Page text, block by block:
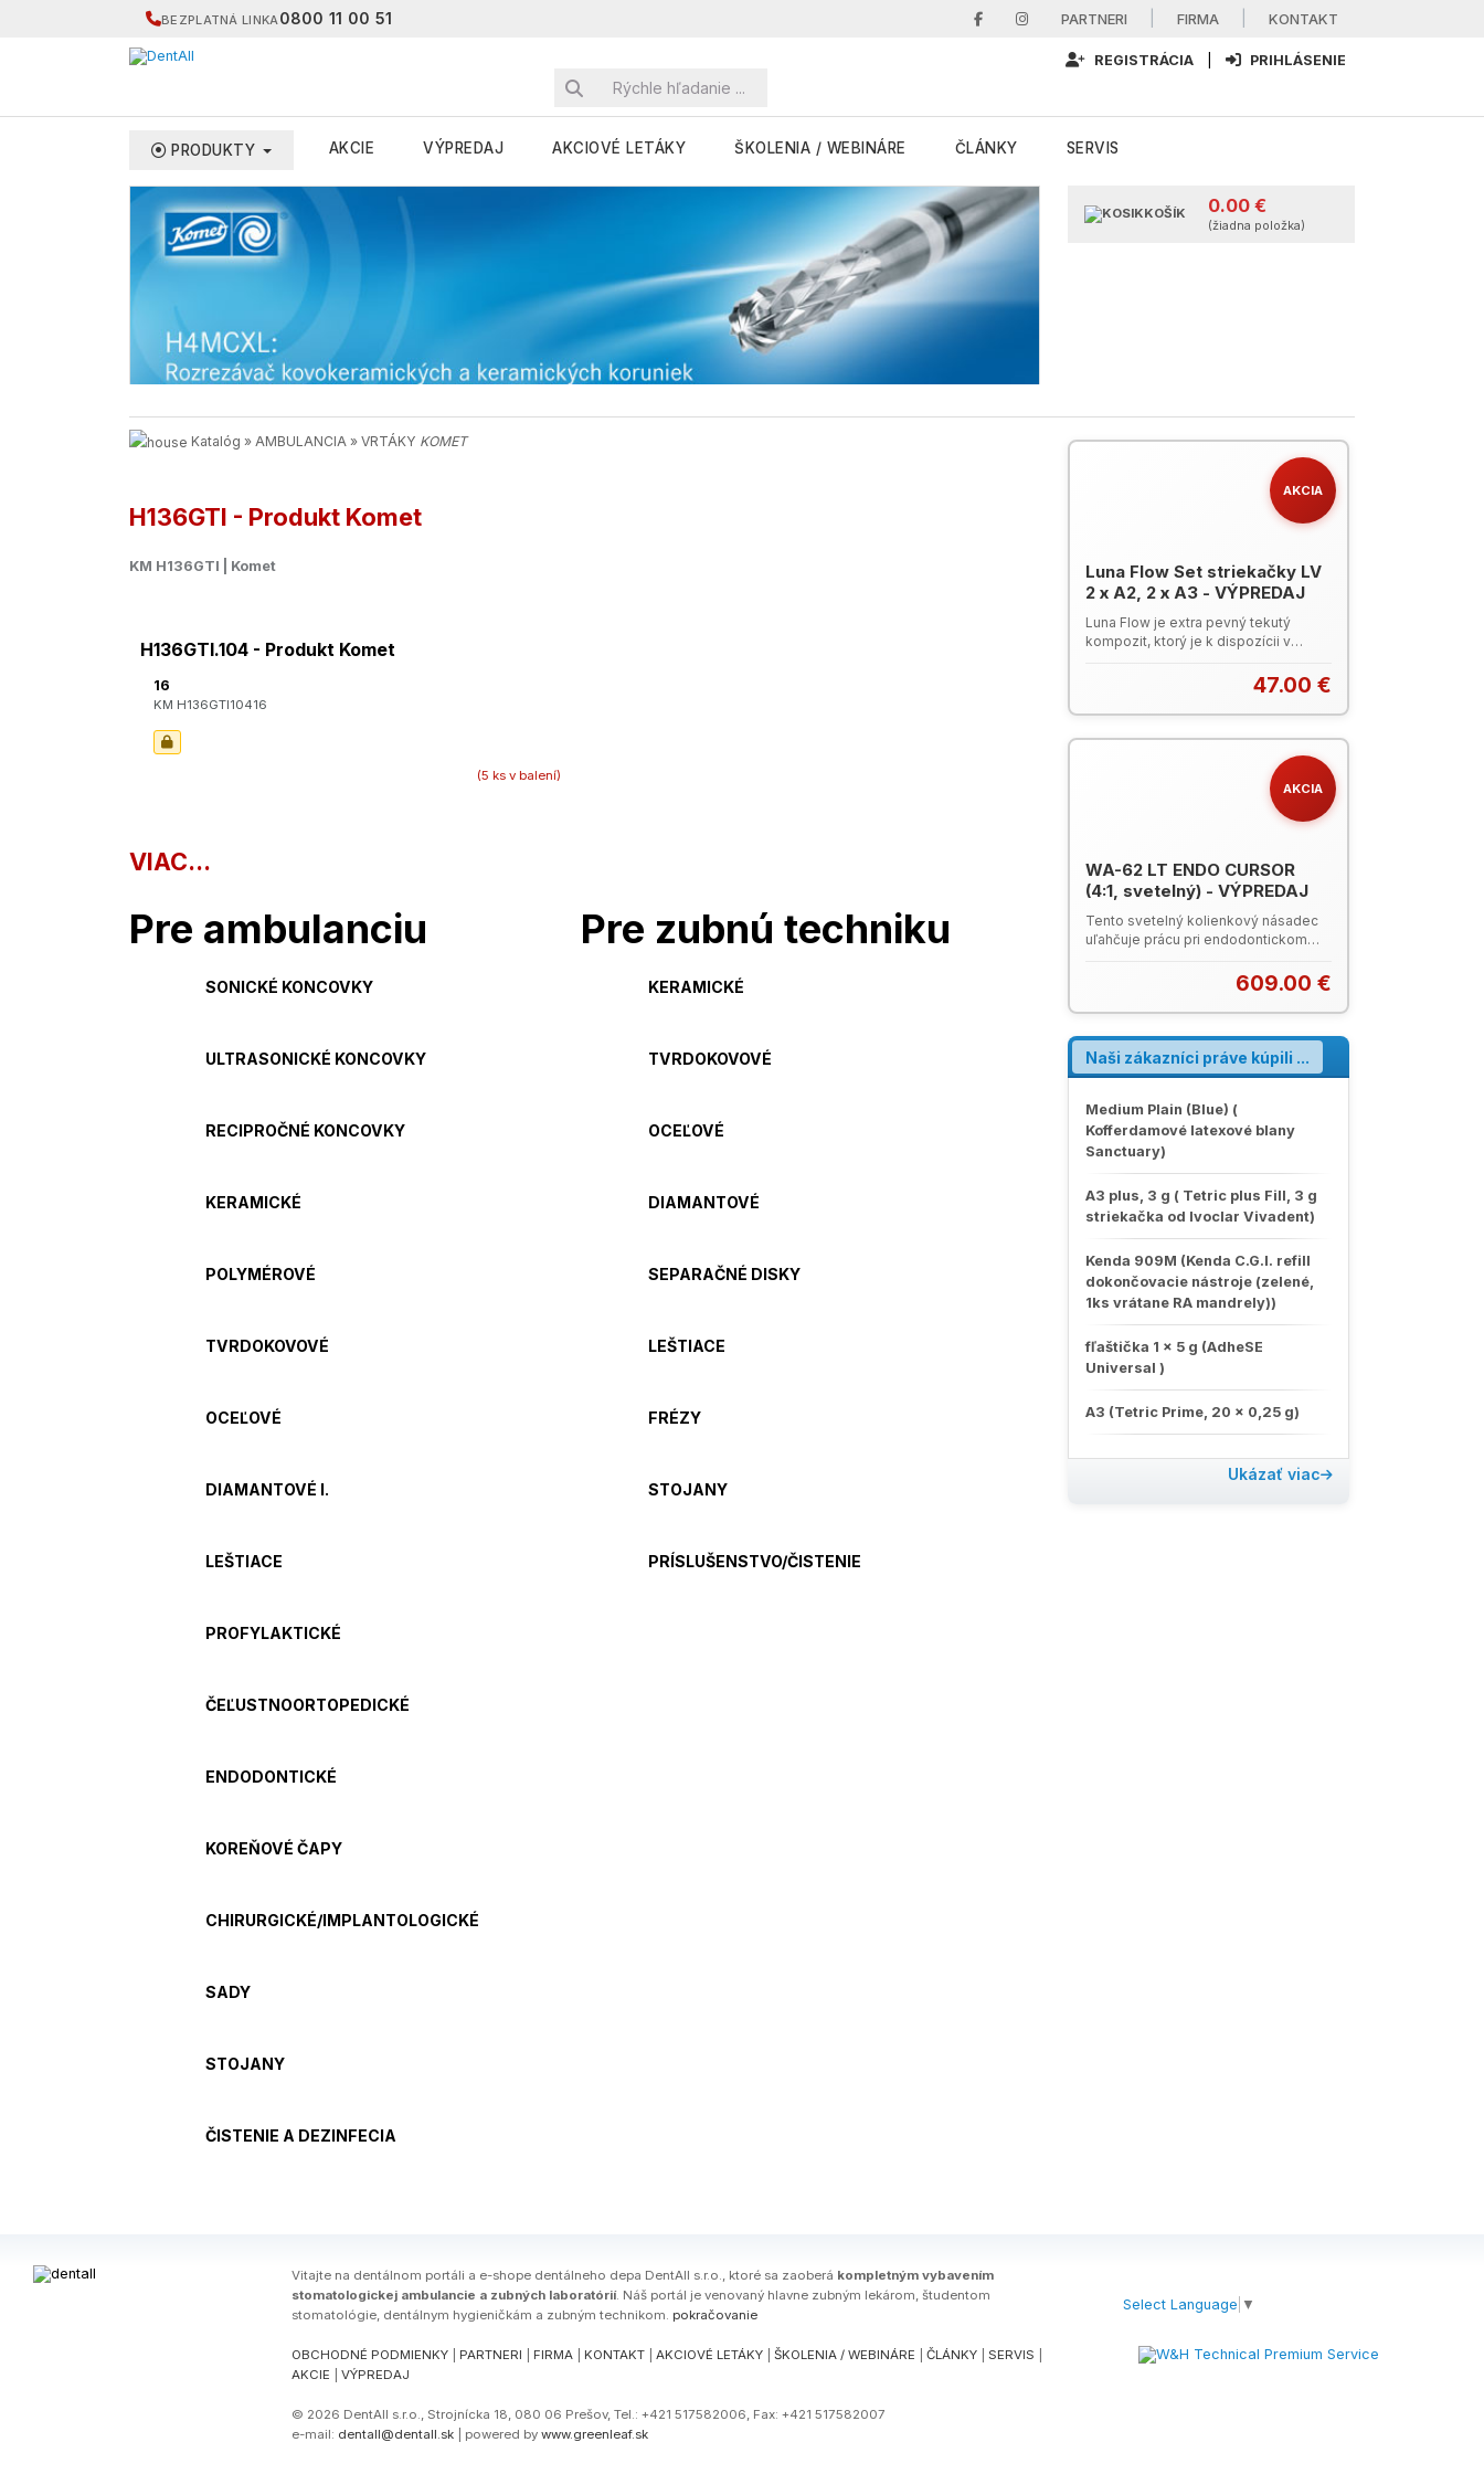
BEZPLATNÁ LINKA0800 11 00 51 PARTNERI FIRMA KONTAKT
REGISTRÁCIA PRIHLÁSENIE
PRODUKTY AKCIE VÝPREDAJ AKCIOVÉ LETÁKY ŠKOLENIA / WEBINÁRE ČLÁNKY SERVIS
KOŠÍK 0.00 €
(žiadna položka)
Katalóg » AMBULANCIA » VRTÁKY KOMET
H136GTI - Produkt Komet
KM H136GTI | Komet
H136GTI.104 - Produkt Komet
16
KM H136GTI10416
(5 ks v balení)
VIAC...
Pre ambulanciu Pre zubnú techniku
SONICKÉ KONCOVKY KERAMICKÉ
ULTRASONICKÉ KONCOVKY TVRDOKOVOVÉ
RECIPROČNÉ KONCOVKY OCEĽOVÉ
KERAMICKÉ DIAMANTOVÉ
POLYMÉROVÉ SEPARAČNÉ DISKY
TVRDOKOVOVÉ LEŠTIACE
OCEĽOVÉ FRÉZY
DIAMANTOVÉ I. STOJANY
LEŠTIACE PRÍSLUŠENSTVO/ČISTENIE
PROFYLAKTICKÉ
ČEĽUSTNOORTOPEDICKÉ
ENDODONTICKÉ
KOREŇOVÉ ČAPY
CHIRURGICKÉ/IMPLANTOLOGICKÉ
SADY
STOJANY
ČISTENIE A DEZINFECIA
AKCIA
Luna Flow Set striekačky LV
2 x A2, 2 x A3 - VÝPREDAJ
Luna Flow je extra pevný tekutý
kompozit, ktorý je k dispozícii v
v rôznych ultrajemných veľkostiach
pre optimalizáciu manipulačných,
mechanických a optických vlastností
ponúka Luna Flow vysokú
rádioopacitu, kontrolu nad aplikáciou,
ľahké a presné zladenie odtieňov so
stálosťou farieb, vynikajúcu pevnosť
okrem iného pre liner; podložku;
provizórium alebo opravu inej
rekonštrukcie; výplne V.tr.; a ďalšie
indikácie. Luna Flow SDI Katalóg
2023/24 (PDF)
47.00 €
AKCIA
WA-62 LT ENDO CURSOR
(4:1, svetelný) - VÝPREDAJ
Tento svetelný kolienkový násadec
uľahčuje prácu pri endodontickom
životnosťou a 1-bodovým chladením.
Používa sa na mechanickú prípravu
koreňového kanálika so spätným
otáčavým pohybom cca 60°.
Používajú sa štandardné ručné
nástroje. Katalóg W&H 2024 (PDF)
609.00 €
Naši zákazníci práve kúpili ...
Medium Plain (Blue) (
Kofferdamové latexové blany
Sanctuary)
A3 plus, 3 g ( Tetric plus Fill, 3 g
striekačka od Ivoclar Vivadent)
Kenda 909M (Kenda C.G.I. refill
dokončovacie nástroje (zelené,
1ks vrátane RA mandrely))
fľaštička 1 x 5 g (AdheSE
Universal )
A3 (Tetric Prime, 20 x 0,25 g)
Ukázať viac
Vitajte na dentálnom portáli a e-shope dentálneho depa DentAll s.r.o., ktoré sa zaoberá kompletným vybavením
stomatologickej ambulancie a zubných laboratórií. Náš portál je venovaný hlavne zubným lekárom, študentom
stomatológie, dentálnym hygieničkám a zubným technikom. pokračovanie
OBCHODNÉ PODMIENKY PARTNERI FIRMA KONTAKT AKCIOVÉ LETÁKY ŠKOLENIA / WEBINÁRE ČLÁNKY SERVIS
AKCIE
VÝPREDAJ
© 2026 DentAll s.r.o., Strojnícka 18, 080 06 Prešov, Tel.: +421 517582006, Fax: +421 517582007
e-mail: dentall@dentall.sk | powered by www.greenleaf.sk
Select Language ▼